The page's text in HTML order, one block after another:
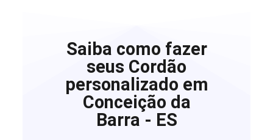
Saiba como fazer
seus Cordão
personalizado em
Conceição da
Barra - ES